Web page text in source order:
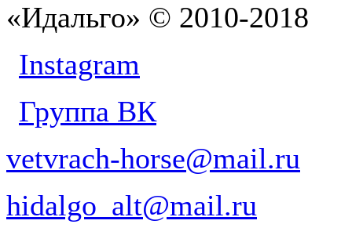
«Идальго» © 2010-2018
Instagram
Группа ВК
vetvrach-horse@mail.ru
hidalgo_alt@mail.ru